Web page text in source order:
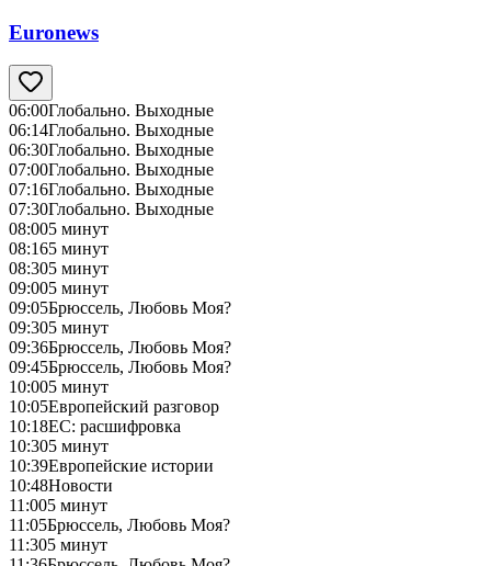
Euronews
06:00Глобально. Выходные
06:14Глобально. Выходные
06:30Глобально. Выходные
07:00Глобально. Выходные
07:16Глобально. Выходные
07:30Глобально. Выходные
08:005 минут
08:165 минут
08:305 минут
09:005 минут
09:05Брюссель, Любовь Моя?
09:305 минут
09:36Брюссель, Любовь Моя?
09:45Брюссель, Любовь Моя?
10:005 минут
10:05Европейский разговор
10:18ЕС: расшифровка
10:305 минут
10:39Европейские истории
10:48Новости
11:005 минут
11:05Брюссель, Любовь Моя?
11:305 минут